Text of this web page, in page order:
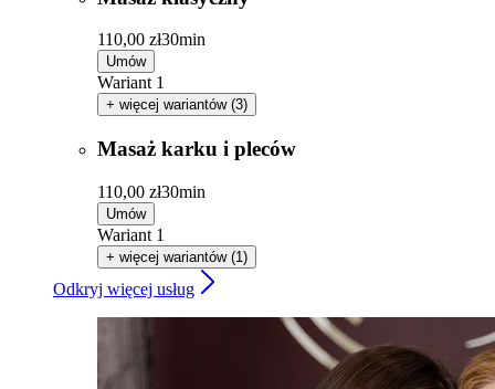
110,00 zł30min
Umów
Wariant 1
+ więcej wariantów (3)
Masaż karku i pleców
110,00 zł30min
Umów
Wariant 1
+ więcej wariantów (1)
Odkryj więcej usług